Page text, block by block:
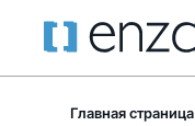
Главная страница